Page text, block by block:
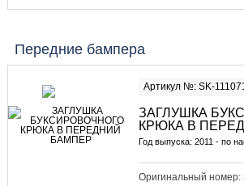
Передние бампера
Артикул №: SK-111071
ЗАГЛУШКА
КРЮКА В
Год выпуска: 2011 - по
Оригинальный номер: